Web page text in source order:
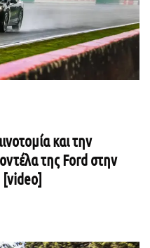
και την
της Ford στην
[video]